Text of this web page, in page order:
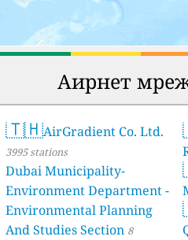
Аирнет
🇹🇭AirGradient Co. Ltd.
3995 stations
Dubai Municipality-
Environment Department -
Environmental Planning
And Studies Section 8